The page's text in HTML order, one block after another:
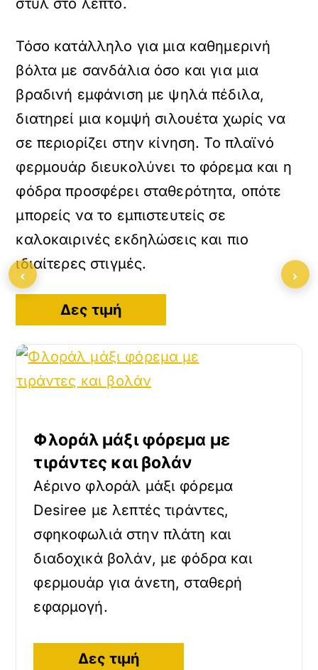
Τόσο κατάλληλο για μια καθημερινή
βόλτα με σανδάλια όσο και για μια
βραδινή εμφάνιση με ψηλά πέδιλα,
διατηρεί μια κομψή σιλουέτα χωρίς να
σε περιορίζει στην κίνηση. Το πλαϊνό
φερμουάρ διευκολύνει το φόρεμα και η
φόδρα προσφέρει σταθερότητα, οπότε
μπορείς να το εμπιστευτείς σε
καλοκαιρινές εκδηλώσεις και πιο
ιδιαίτερες στιγμές.
Δες τιμή
Φλοράλ μάξι φόρεμα με
τιράντες και βολάν
Αέρινο φλοράλ μάξι φόρεμα
Desiree με λεπτές τιράντες,
σφηκοφωλιά στην πλάτη και
διαδοχικά βολάν, με φόδρα και
φερμουάρ για άνετη, σταθερή
εφαρμογή.
Δες τιμή
‹ ›